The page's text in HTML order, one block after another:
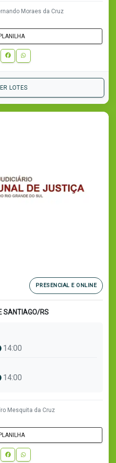
Moraes da Cruz
LOTES
PRESENCIAL E ONLINE
SANTIAGO/RS
14:00
14:00
Mesquita da Cruz